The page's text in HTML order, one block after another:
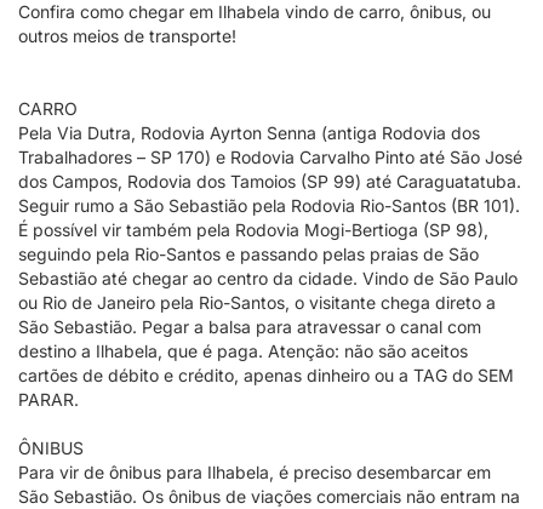
Confira como chegar em Ilhabela vindo de carro, ônibus, ou
outros meios de transporte!
CARRO
Pela Via Dutra, Rodovia Ayrton Senna (antiga Rodovia dos
Trabalhadores – SP 170) e Rodovia Carvalho Pinto até São José
dos Campos, Rodovia dos Tamoios (SP 99) até Caraguatatuba.
Seguir rumo a São Sebastião pela Rodovia Rio-Santos (BR 101).
É possível vir também pela Rodovia Mogi-Bertioga (SP 98),
seguindo pela Rio-Santos e passando pelas praias de São
Sebastião até chegar ao centro da cidade. Vindo de São Paulo
ou Rio de Janeiro pela Rio-Santos, o visitante chega direto a
São Sebastião. Pegar a balsa para atravessar o canal com
destino a Ilhabela, que é paga. Atenção: não são aceitos
cartões de débito e crédito, apenas dinheiro ou a TAG do SEM
PARAR.
ÔNIBUS
Para vir de ônibus para Ilhabela, é preciso desembarcar em
São Sebastião. Os ônibus de viações comerciais não entram na